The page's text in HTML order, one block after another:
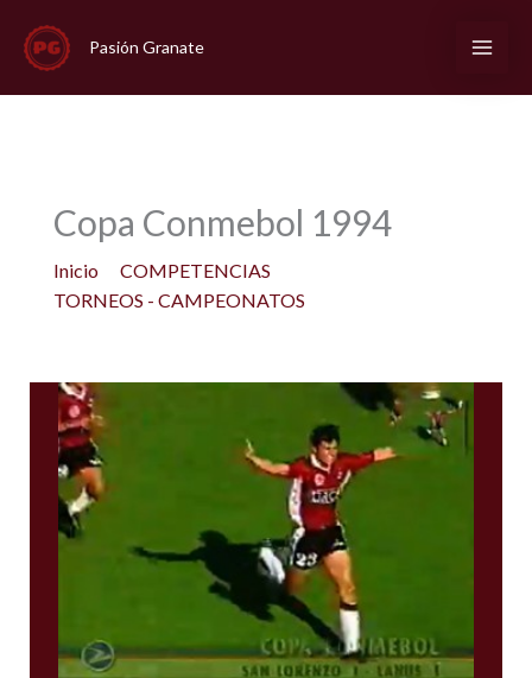
contenido
Pasión Granate
Copa Conmebol 1994
Inicio
COMPETENCIAS
TORNEOS - CAMPEONATOS